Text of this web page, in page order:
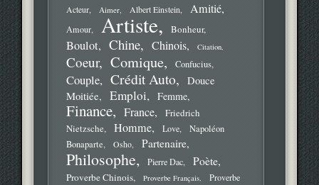
Acteur Aimer Albert Einstein Amitié
Amour Artiste Bonheur
Boulot Chine Chinois Citation
Coeur Comique Confucius
Couple Crédit Auto
Douce
Moitiée
Emploi Femme
Finance France
Friedrich
Nietzsche
Homme Love
Napoléon
Bonaparte
Osho Partenaire
Philosophe Pierre Dac Poète
Proverbe Chinois Proverbe Français
Proverbe